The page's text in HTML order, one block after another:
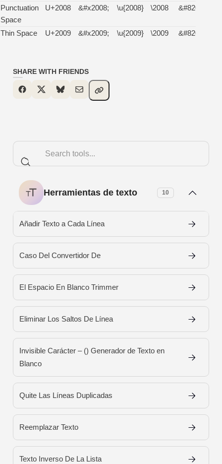
Punctuation
Space
U+2008 &#x2008; \u{2008} \2008 &#8200;
Thin Space U+2009 &#x2009; \u{2009} \2009 &#8201;
SHARE WITH FRIENDS
Herramientas de texto 10
Añadir Texto a Cada Línea
Caso Del Convertidor De
El Espacio En Blanco Trimmer
Eliminar Los Saltos De Línea
Invisible Carácter – (ㅤ) Generador de Texto en
Blanco
Quite Las Líneas Duplicadas
Reemplazar Texto
Texto Inverso De La Lista